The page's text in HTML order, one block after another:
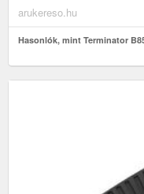
arukereso.hu
Hasonlók, mint Terminator